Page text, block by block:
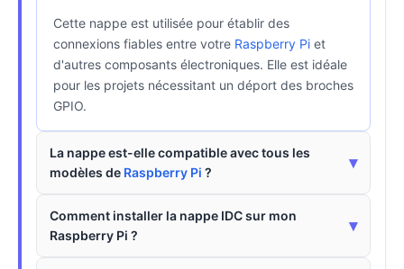
Cette nappe est utilisée pour établir des
connexions fiables entre votre Raspberry Pi et
d'autres composants électroniques. Elle est idéale
pour les projets nécessitant un déport des broches
GPIO.
La nappe est-elle compatible avec tous les
modèles de Raspberry Pi ?
▾
Comment installer la nappe IDC sur mon
Raspberry Pi ?
▾